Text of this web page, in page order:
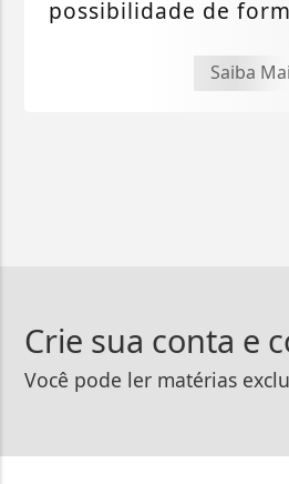
possibilidade de
Saiba
Crie sua conta e
Você pode ler matérias